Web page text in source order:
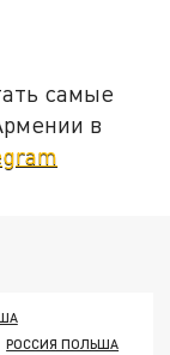
самые
в
РОССИЯ ПОЛЬША